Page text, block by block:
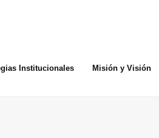
Institucionales Misión y Visión